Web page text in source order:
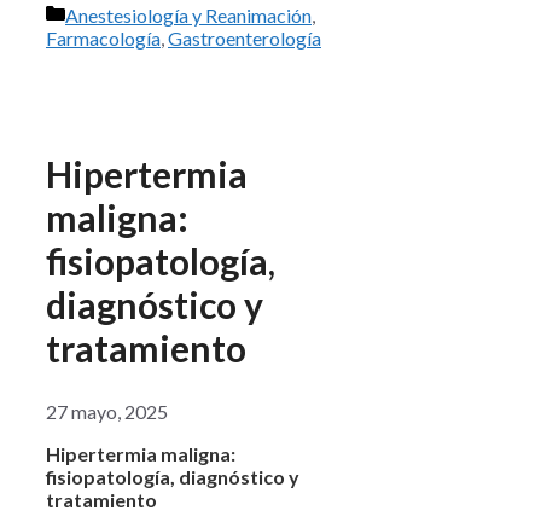
Categorías
Anestesiología y Reanimación,
Farmacología,Gastroenterología
Hipertermia
maligna:
fisiopatología,
diagnóstico y
tratamiento
27 mayo, 2025
Hipertermia maligna:
fisiopatología, diagnóstico y
tratamiento